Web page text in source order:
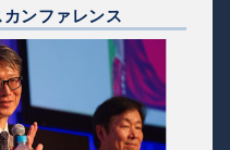
ンファレンス